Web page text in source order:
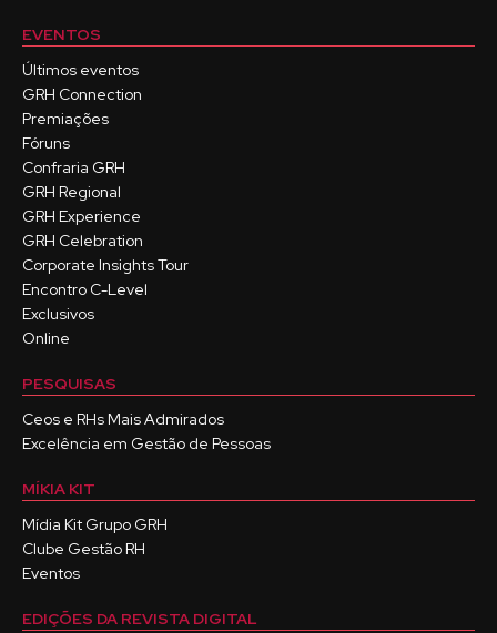
EVENTOS
Últimos eventos
GRH Connection
Premiações
Fóruns
Confraria GRH
GRH Regional
GRH Experience
GRH Celebration
Corporate Insights Tour
Encontro C-Level
Exclusivos
Online
PESQUISAS
Ceos e RHs Mais Admirados
Excelência em Gestão de Pessoas
MÍKIA KIT
Mídia Kit Grupo GRH
Clube Gestão RH
Eventos
EDIÇÕES DA REVISTA DIGITAL